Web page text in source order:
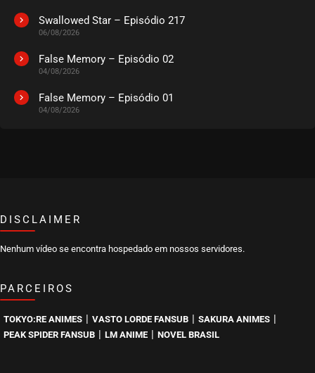
Swallowed Star – Episódio 217
06/08/2026
False Memory – Episódio 02
04/08/2026
False Memory – Episódio 01
04/08/2026
DISCLAIMER
Nenhum vídeo se encontra hospedado em nossos servidores.
PARCEIROS
TOKYO:RE ANIMES VASTO LORDE FANSUB SAKURA ANIMES
PEAK SPIDER FANSUB LM ANIME NOVEL BRASIL